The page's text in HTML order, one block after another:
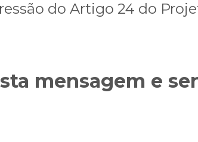
do Artigo 24 do
mensagem e